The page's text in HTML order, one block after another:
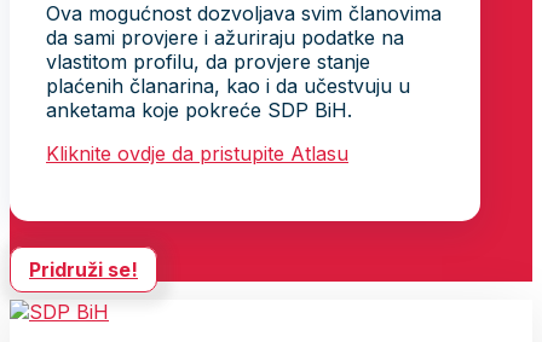
Ova mogućnost dozvoljava svim članovima
da sami provjere i ažuriraju podatke na
vlastitom profilu, da provjere stanje
plaćenih članarina, kao i da učestvuju u
anketama koje pokreće SDP BiH.
Kliknite ovdje da pristupite Atlasu
Pridruži se!